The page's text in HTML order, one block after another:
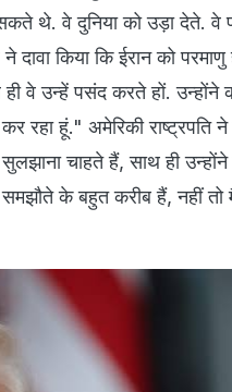
थे. वे दुनिया को उड़ा देते.
दावा किया कि ईरान को
वे उन्हें पसंद करते हों. उन्होंने
रहा हूं." अमेरिकी राष्ट्रपति
चाहते हैं, साथ ही
के बहुत करीब हैं, नहीं तो